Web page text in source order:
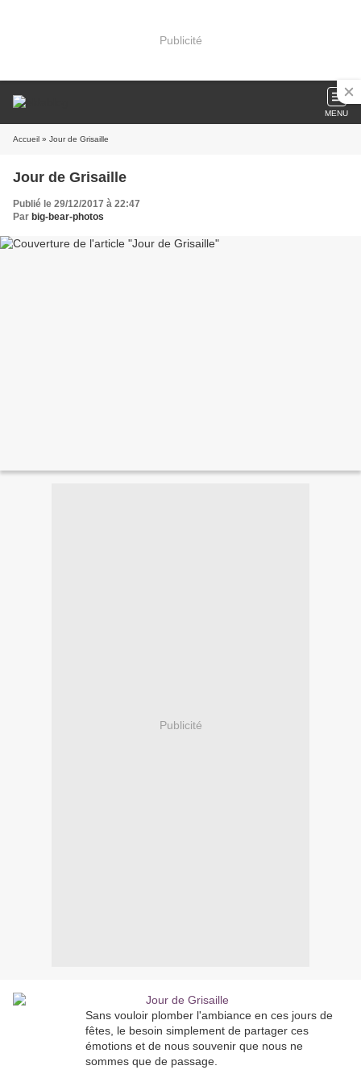
Publicité
MENU
Accueil » Jour de Grisaille
Jour de Grisaille
Publié le 29/12/2017 à 22:47
Par big-bear-photos
Publicité
Sans vouloir plomber l'ambiance en ces jours de
fêtes, le besoin simplement de partager ces
émotions et de nous souvenir que nous ne
sommes que de passage.